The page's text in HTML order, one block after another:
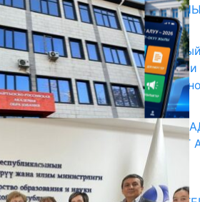
БИШКЕКСКИЙ
17.07.2026
В Кыргызстане начался
образовательные
и начального
13.07.2026
КЫРГЫЗКО-РОССИЙСКАЯ
ОБРАЗОВАНИЯ ПРИГЛАШАЕТ
10.07.2026
Медиа